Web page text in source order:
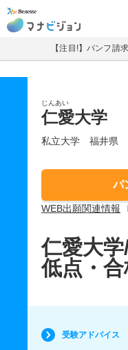
マナビジョ
【注目!】パンフ請
じんあい
仁愛大学
私立大学 福井県
パ
WEB出願関連情報
仁愛大
低点・
受験アドバイス